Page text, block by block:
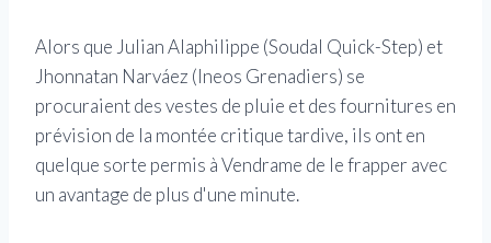
Alors que Julian Alaphilippe (Soudal Quick-Step) et
Jhonnatan Narváez (Ineos Grenadiers) se
procuraient des vestes de pluie et des fournitures en
prévision de la montée critique tardive, ils ont en
quelque sorte permis à Vendrame de le frapper avec
un avantage de plus d'une minute.